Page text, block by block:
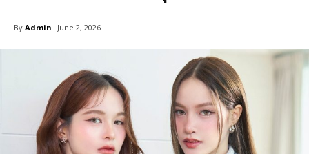
By Admin June 2, 2026